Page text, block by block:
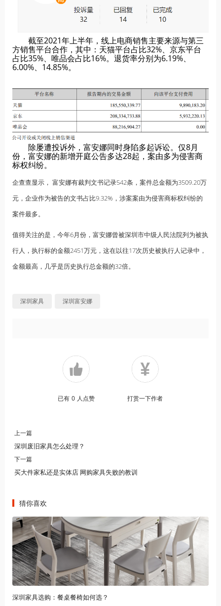
截至2021年上半年，线上电商销售主要来源与第三
方销售平台合作，其中：天猫平台占比32%、京东平台
占比35%、唯品会占比16%。退货率分别为6.19%、
6.00%、14.85%。
除屡遭投诉外，富安娜同时身陷多起诉讼。仅8月
份，富安娜的新增开庭公告多达28起，案由多为侵害商
标权纠纷。
企查查显示， 富安娜有裁判文书记录542条，案件总金额为3509.20万
元，企业作为被告的文书占比9.32%，涉案案由为侵害商标权纠纷的
案件最多。
值得关注的是，今年6月份，富安娜曾被深圳市中级人民法院列为被执
行人，执行标的金额2451万元，这在以往17次历史被执行人记录中，
金额最高，几乎是历史执行总金额的32倍。
深圳家具 深圳富安娜
已有 0 人点赞 打赏一下作者
上一篇
深圳废旧家具怎么处理？
下一篇
买大件家私还是实体店 网购家具失败的教训
猜你喜欢
深圳家具选购：餐桌餐椅如何选？